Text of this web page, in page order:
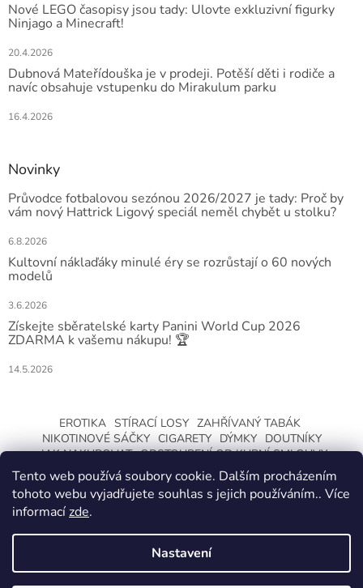
Tento web používá soubory cookie. Dalším procházením
tohoto webu vyjadřujete souhlas s jejich používáním.. Více
informacízde.
Nastavení
Nové LEGO časopisy jsou tady: Ulovte exkluzivní figurky
Ninjago a Minecraft!
20.4.2026
Dubnová Mateřídouška je v prodeji. Potěší děti i rodiče a
navíc obsahuje vstupenku do Mirakulum parku
16.4.2026
Novinky
Průvodce fotbalovou sezónou 2026/2027 je tady: Proč by
vám nový Hattrick Ligový speciál neměl chybět u stolku?
6.8.2026
Kultovní náklaďáky minulé éry se rozrůstají o 60 nových
modelů
3.6.2026
Získejte sběratelské karty Panini World Cup 2026
ZDARMA k vašemu nákupu! 🏆
14.5.2026
EROTIKA STÍRACÍ LOSY ZAHŘÍVANÝ TABÁK
NIKOTINOVÉ SÁČKY CIGARETY DÝMKY
DOUTNÍKY
JAK NAKUPOVAT ODSTOUPENÍ OD KUPNÍ SMLOUVY
Vytvořil Shoptet